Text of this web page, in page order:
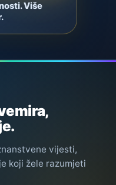
Više
vijesti,
koji žele razumjeti